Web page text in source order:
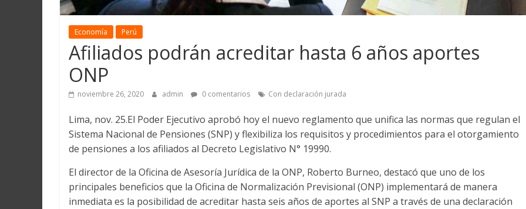
Economía Perú
Afiliados podrán acreditar hasta 6 años aportes
ONP
noviembre 26, 2020 admin 0 comentarios Con declaración jurada
Lima, nov. 25.El Poder Ejecutivo aprobó hoy el nuevo reglamento que unifica las normas que regulan el
Sistema Nacional de Pensiones (SNP) y flexibiliza los requisitos y procedimientos para el otorgamiento
de pensiones a los afiliados al Decreto Legislativo N° 19990.
El director de la Oficina de Asesoría Jurídica de la ONP, Roberto Burneo, destacó que uno de los
principales beneficios que la Oficina de Normalización Previsional (ONP) implementará de manera
inmediata es la posibilidad de acreditar hasta seis años de aportes al SNP a través de una declaración